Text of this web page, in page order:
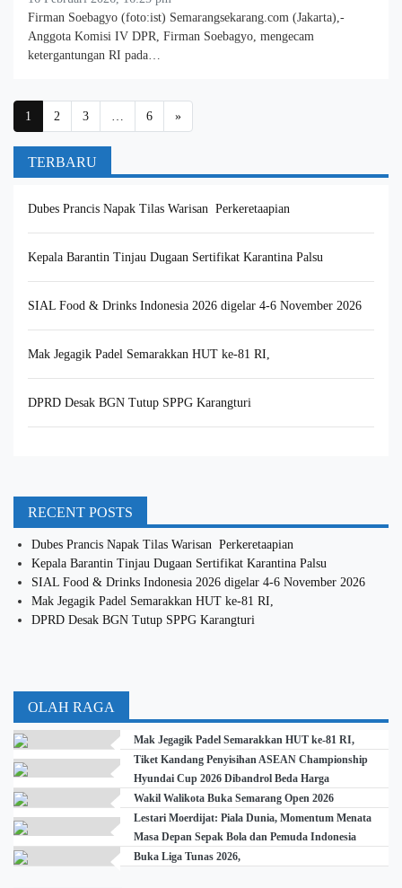
Firman Soebagyo (foto:ist) Semarangsekarang.com (Jakarta),-
Anggota Komisi IV DPR, Firman Soebagyo, mengecam
ketergantungan RI pada…
Posts navigation
1 2 3 6 »
TERBARU
Dubes Prancis Napak Tilas Warisan Perkeretaapian
Kepala Barantin Tinjau Dugaan Sertifikat Karantina Palsu
SIAL Food & Drinks Indonesia 2026 digelar 4-6 November 2026
Mak Jegagik Padel Semarakkan HUT ke-81 RI,
DPRD Desak BGN Tutup SPPG Karangturi
RECENT POSTS
Dubes Prancis Napak Tilas Warisan Perkeretaapian
Kepala Barantin Tinjau Dugaan Sertifikat Karantina Palsu
SIAL Food & Drinks Indonesia 2026 digelar 4-6 November 2026
Mak Jegagik Padel Semarakkan HUT ke-81 RI,
DPRD Desak BGN Tutup SPPG Karangturi
OLAH RAGA
Mak Jegagik Padel Semarakkan HUT ke-81 RI,
Tiket Kandang Penyisihan ASEAN Championship
Hyundai Cup 2026 Dibandrol Beda Harga
Wakil Walikota Buka Semarang Open 2026
Lestari Moerdijat: Piala Dunia, Momentum Menata
Masa Depan Sepak Bola dan Pemuda Indonesia
Buka Liga Tunas 2026,